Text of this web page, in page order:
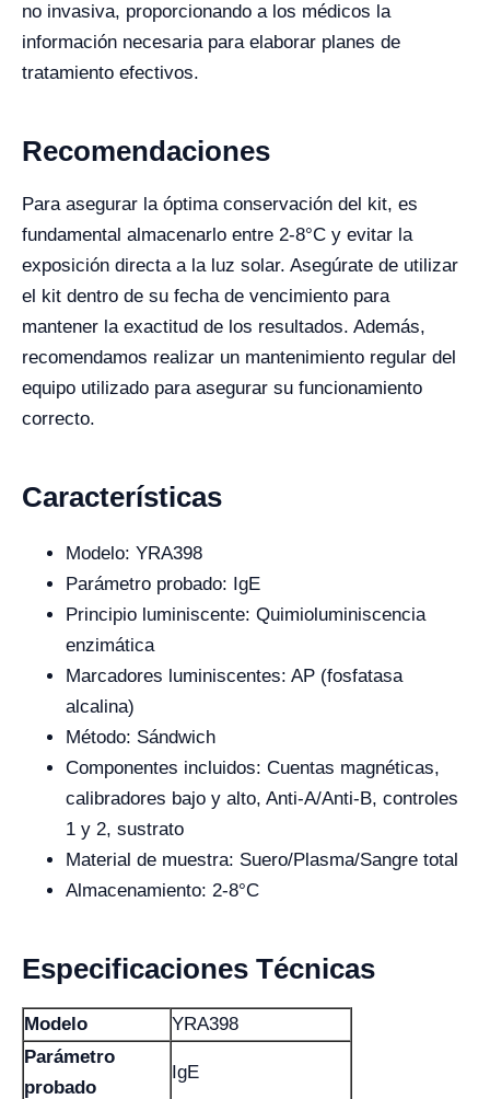
no invasiva, proporcionando a los médicos la
información necesaria para elaborar planes de
tratamiento efectivos.
Recomendaciones
Para asegurar la óptima conservación del kit, es
fundamental almacenarlo entre 2-8°C y evitar la
exposición directa a la luz solar. Asegúrate de utilizar
el kit dentro de su fecha de vencimiento para
mantener la exactitud de los resultados. Además,
recomendamos realizar un mantenimiento regular del
equipo utilizado para asegurar su funcionamiento
correcto.
Características
Modelo: YRA398
Parámetro probado: IgE
Principio luminiscente: Quimioluminiscencia
enzimática
Marcadores luminiscentes: AP (fosfatasa
alcalina)
Método: Sándwich
Componentes incluidos: Cuentas magnéticas,
calibradores bajo y alto, Anti-A/Anti-B, controles
1 y 2, sustrato
Material de muestra: Suero/Plasma/Sangre total
Almacenamiento: 2-8°C
Especificaciones Técnicas
Modelo
YRA398
Parámetro
probado
IgE